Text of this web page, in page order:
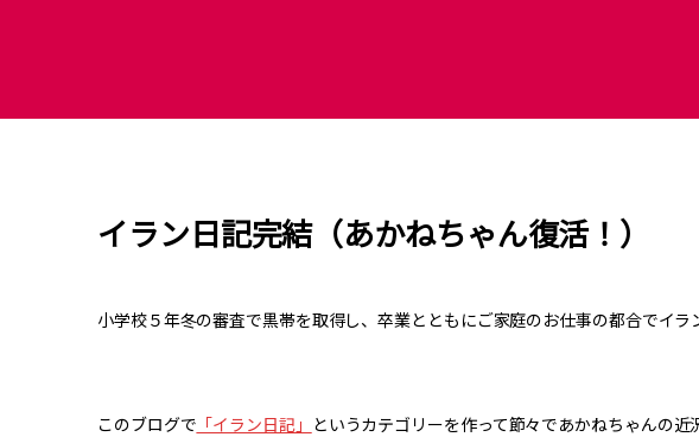
イラン日記完結（あかねちゃん復活！）
小学校５年冬の審査で黒帯を取得し、卒業とともにご家庭のお仕事の都合でイラ
このブログで 「イラン日記」 というカテゴリーを作って節々であかねちゃんの近